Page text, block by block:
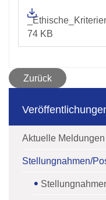
74 KB
Zurück
Aktuelle Meldungen
Stellungnahmen/